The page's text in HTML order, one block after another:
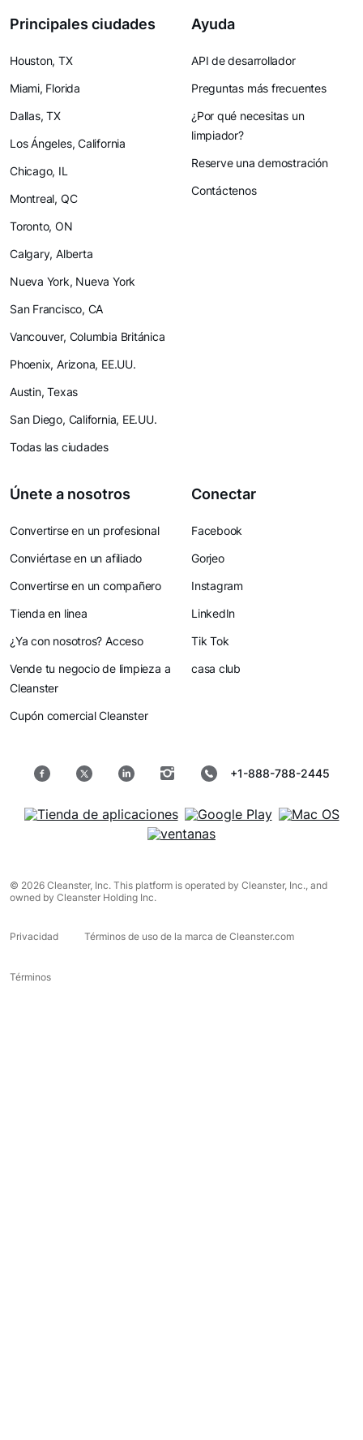
Principales ciudades
Houston, TX
Miami, Florida
Dallas, TX
Los Ángeles, California
Chicago, IL
Montreal, QC
Toronto, ON
Calgary, Alberta
Nueva York, Nueva York
San Francisco, CA
Vancouver, Columbia Británica
Phoenix, Arizona, EE.UU.
Austin, Texas
San Diego, California, EE.UU.
Todas las ciudades
Ayuda
API de desarrollador
Preguntas más frecuentes
¿Por qué necesitas un
limpiador?
Reserve una demostración
Contáctenos
Únete a nosotros
Convertirse en un profesional
Conviértase en un afiliado
Convertirse en un compañero
Tienda en linea
¿Ya con nosotros? Acceso
Vende tu negocio de limpieza a
Cleanster
Cupón comercial Cleanster
Conectar
Facebook
Gorjeo
Instagram
LinkedIn
Tik Tok
casa club
+1-888-788-2445
© 2026 Cleanster, Inc. This platform is operated by Cleanster, Inc., and
owned by Cleanster Holding Inc.
Privacidad Términos de uso de la marca de Cleanster.com
Términos